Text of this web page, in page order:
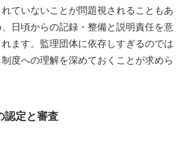
ていないことが問題視されることもあ
日頃からの記録・整備と説明責任を意
ます。監理団体に依存しすぎるのでは
度への理解を深めておくことが求めら
認定と審査